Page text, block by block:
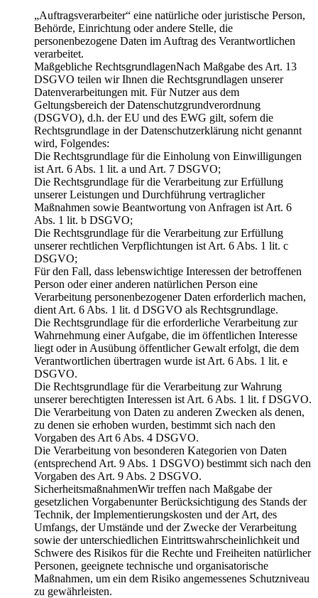
„Auftragsverarbeiter“ eine natürliche oder juristische Person,
Behörde, Einrichtung oder andere Stelle, die
personenbezogene Daten im Auftrag des Verantwortlichen
verarbeitet.
Maßgebliche RechtsgrundlagenNach Maßgabe des Art. 13
DSGVO teilen wir Ihnen die Rechtsgrundlagen unserer
Datenverarbeitungen mit. Für Nutzer aus dem
Geltungsbereich der Datenschutzgrundverordnung
(DSGVO), d.h. der EU und des EWG gilt, sofern die
Rechtsgrundlage in der Datenschutzerklärung nicht genannt
wird, Folgendes:
Die Rechtsgrundlage für die Einholung von Einwilligungen
ist Art. 6 Abs. 1 lit. a und Art. 7 DSGVO;
Die Rechtsgrundlage für die Verarbeitung zur Erfüllung
unserer Leistungen und Durchführung vertraglicher
Maßnahmen sowie Beantwortung von Anfragen ist Art. 6
Abs. 1 lit. b DSGVO;
Die Rechtsgrundlage für die Verarbeitung zur Erfüllung
unserer rechtlichen Verpflichtungen ist Art. 6 Abs. 1 lit. c
DSGVO;
Für den Fall, dass lebenswichtige Interessen der betroffenen
Person oder einer anderen natürlichen Person eine
Verarbeitung personenbezogener Daten erforderlich machen,
dient Art. 6 Abs. 1 lit. d DSGVO als Rechtsgrundlage.
Die Rechtsgrundlage für die erforderliche Verarbeitung zur
Wahrnehmung einer Aufgabe, die im öffentlichen Interesse
liegt oder in Ausübung öffentlicher Gewalt erfolgt, die dem
Verantwortlichen übertragen wurde ist Art. 6 Abs. 1 lit. e
DSGVO.
Die Rechtsgrundlage für die Verarbeitung zur Wahrung
unserer berechtigten Interessen ist Art. 6 Abs. 1 lit. f DSGVO.
Die Verarbeitung von Daten zu anderen Zwecken als denen,
zu denen sie erhoben wurden, bestimmt sich nach den
Vorgaben des Art 6 Abs. 4 DSGVO.
Die Verarbeitung von besonderen Kategorien von Daten
(entsprechend Art. 9 Abs. 1 DSGVO) bestimmt sich nach den
Vorgaben des Art. 9 Abs. 2 DSGVO.
SicherheitsmaßnahmenWir treffen nach Maßgabe der
gesetzlichen Vorgabenunter Berücksichtigung des Stands der
Technik, der Implementierungskosten und der Art, des
Umfangs, der Umstände und der Zwecke der Verarbeitung
sowie der unterschiedlichen Eintrittswahrscheinlichkeit und
Schwere des Risikos für die Rechte und Freiheiten natürlicher
Personen, geeignete technische und organisatorische
Maßnahmen, um ein dem Risiko angemessenes Schutzniveau
zu gewährleisten.